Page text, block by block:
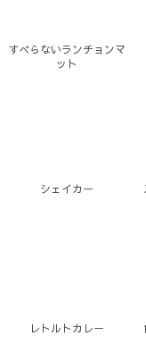
すべらないランチョンマ
ット
シェイカー
レトルトカレー